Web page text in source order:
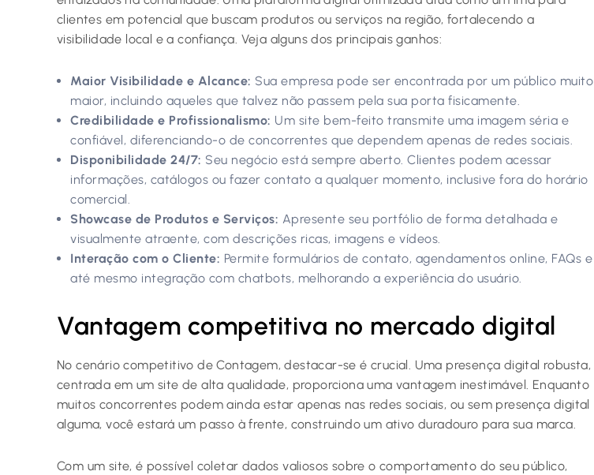
clientes em potencial que buscam produtos ou serviços na região, fortalecendo a
visibilidade local e a confiança. Veja alguns dos principais ganhos:
Maior Visibilidade e Alcance: Sua empresa pode ser encontrada por um público muito
maior, incluindo aqueles que talvez não passem pela sua porta fisicamente.
Credibilidade e Profissionalismo: Um site bem-feito transmite uma imagem séria e
confiável, diferenciando-o de concorrentes que dependem apenas de redes sociais.
Disponibilidade 24/7: Seu negócio está sempre aberto. Clientes podem acessar
informações, catálogos ou fazer contato a qualquer momento, inclusive fora do horário
comercial.
Showcase de Produtos e Serviços: Apresente seu portfólio de forma detalhada e
visualmente atraente, com descrições ricas, imagens e vídeos.
Interação com o Cliente: Permite formulários de contato, agendamentos online, FAQs e
até mesmo integração com chatbots, melhorando a experiência do usuário.
Vantagem competitiva no mercado digital
No cenário competitivo de Contagem, destacar-se é crucial. Uma presença digital robusta,
centrada em um site de alta qualidade, proporciona uma vantagem inestimável. Enquanto
muitos concorrentes podem ainda estar apenas nas redes sociais, ou sem presença digital
alguma, você estará um passo à frente, construindo um ativo duradouro para sua marca.
Com um site, é possível coletar dados valiosos sobre o comportamento do seu público,